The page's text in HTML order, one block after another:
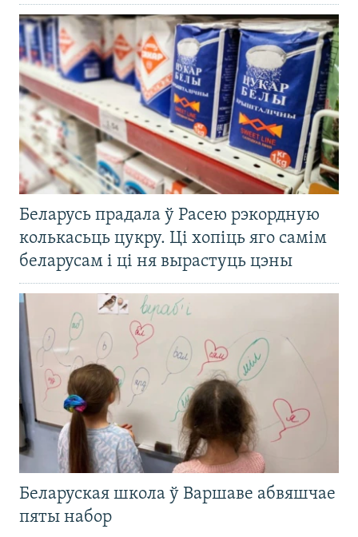
Беларусь прадала ў Расею рэкордную
колькасьць цукру. Ці хопіць яго самім
беларусам і ці ня вырастуць цэны
Беларуская школа ў Варшаве абвяшчае
пяты набор